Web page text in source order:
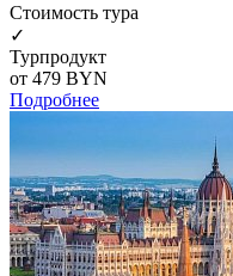
Cтоимость тура
✓
Турпродукт
от 479 BYN
Подробнее